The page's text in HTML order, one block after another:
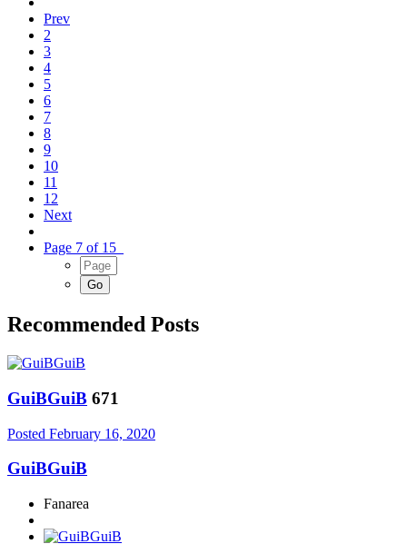
Prev
2
3
4
5
6
7
8
9
10
11
12
Next
Page 7 of 15
Recommended Posts
GuiBGuiB 671
Posted February 16, 2020
GuiBGuiB
Fanarea